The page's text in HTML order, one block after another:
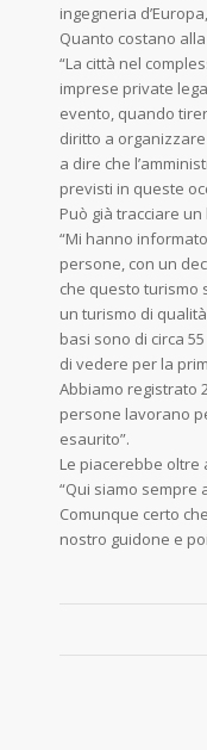
ingegneria
Quanto costano
“La città nel
imprese private
evento, quando
diritto a
a dire che
previsti in queste
Può già tracciare
“Mi hanno
persone, con un
che questo turismo
un turismo di
basi sono di circa
di vedere per la
Abbiamo registrato
persone lavorano
esaurito”.
Le piacerebbe oltre
“Qui siamo
Comunque certo
nostro guidone e